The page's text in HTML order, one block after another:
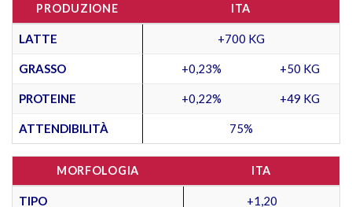
PRODUZIONE ITA
LATTE +700 KG
GRASSO +0,23% +50 KG
PROTEINE +0,22% +49 KG
ATTENDIBILITÀ 75%
MORFOLOGIA ITA
TIPO +1,20